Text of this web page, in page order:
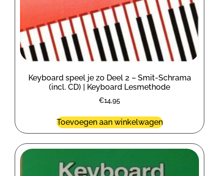
Keyboard speel je zo Deel 2 – Smit-Schrama
(incl. CD) | Keyboard Lesmethode
€14,95
Toevoegen aan winkelwagen